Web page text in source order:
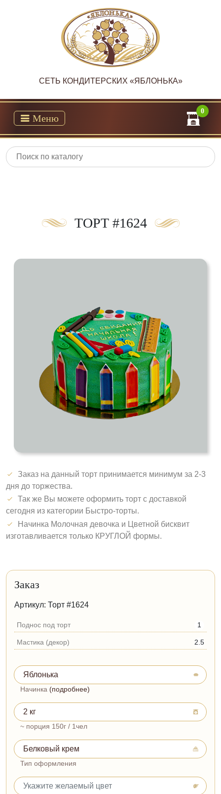
CЕТЬ КОНДИТЕРСКИХ «ЯБЛОНЬКА»
Меню
0
ТОРТ #1624
Заказ на данный торт принимается минимум за 2-3
дня до торжества.
Так же Вы можете оформить торт с доставкой
сегодня из категории Быстро-торты.
Начинка Молочная девочка и Цветной бисквит
изготавливается только КРУГЛОЙ формы.
Заказ
Артикул: Торт #1624
Поднос под торт 1
Мастика (декор) 2.5
Начинка (подробнее)
~ порция 150г / 1чел
Тип оформления